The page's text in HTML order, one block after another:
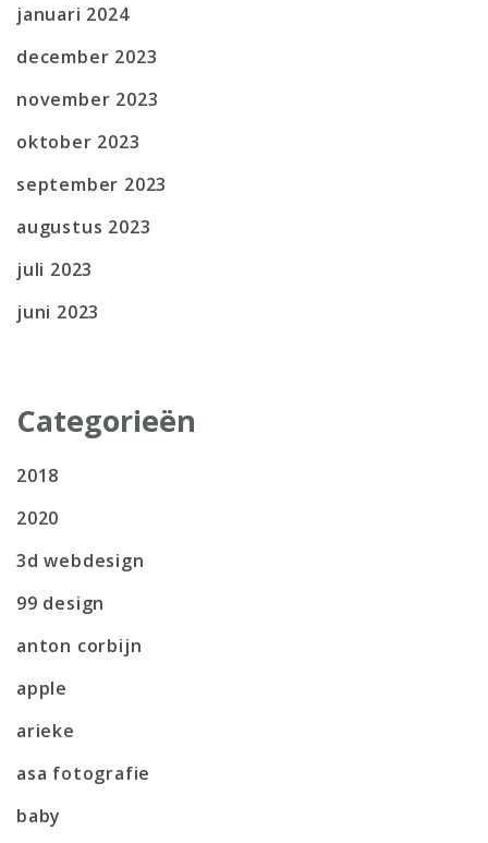
januari 2024
december 2023
november 2023
oktober 2023
september 2023
augustus 2023
juli 2023
juni 2023
Categorieën
2018
2020
3d webdesign
99 design
anton corbijn
apple
arieke
asa fotografie
baby